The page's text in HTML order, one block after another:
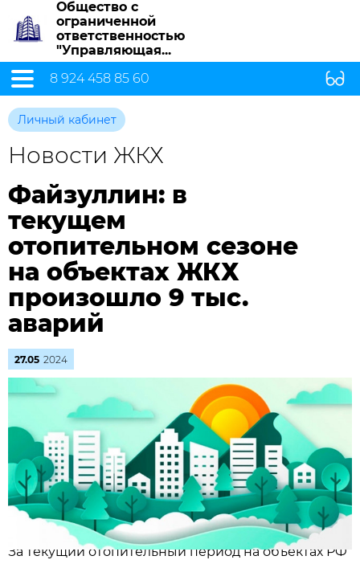
Общество с
ограниченной
ответственностью
"Управляющая...
8 924 458 85 60
Личный кабинет
Новости ЖКХ
Файзуллин: в
текущем
отопительном сезоне
на объектах ЖКХ
произошло 9 тыс.
аварий
27.05 2024
За текущий отопительный период на объектах РФ